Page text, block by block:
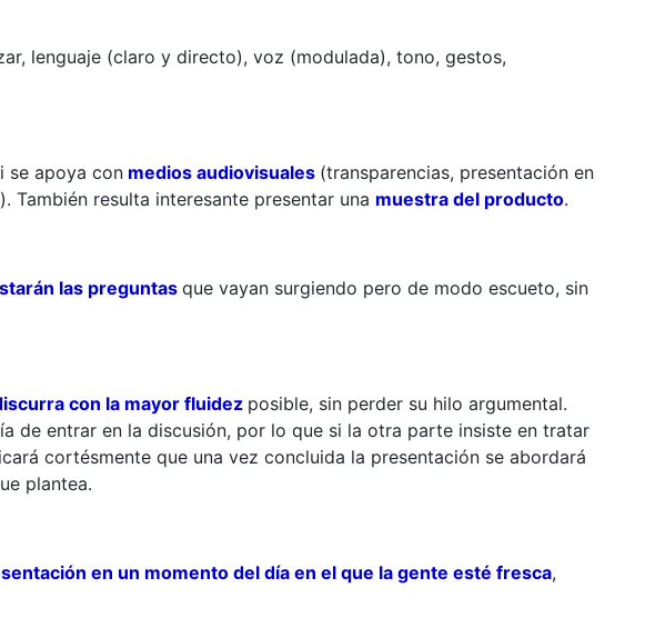
lenguaje (claro y directo), voz (modulada), tono, gestos,
se apoya con medios audiovisuales (transparencias, presentación en
También resulta interesante presentar una muestra del producto.
las preguntas que vayan surgiendo pero de modo escueto, sin
con la mayor fluidez posible, sin perder su hilo argumental.
de entrar en la discusión, por lo que si la otra parte insiste en tratar
cortésmente que una vez concluida la presentación se abordará
plantea.
en un momento del día en el que la gente esté fresca,